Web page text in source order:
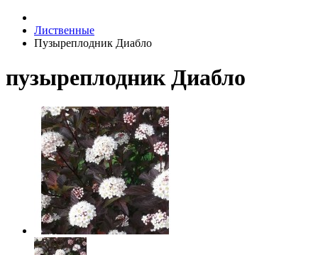
Лиственные
Пузыреплодник Диабло
пузыреплодник Диабло